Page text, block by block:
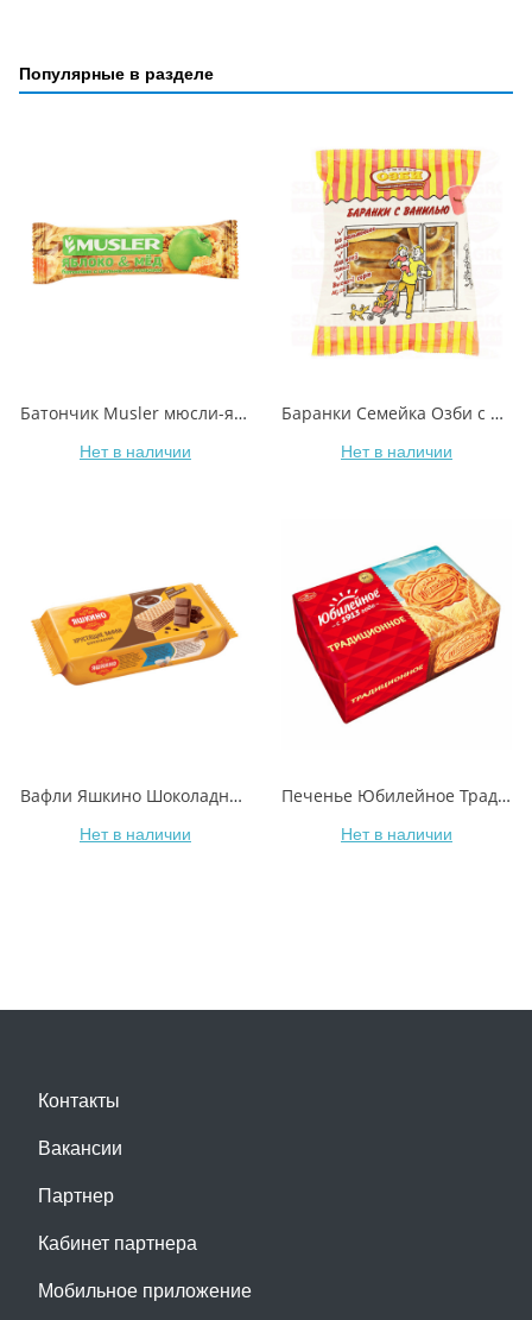
Популярные в разделе
Батончик Musler мюсли-яблоко 30 г
Нет в наличии
Баранки Семейка Озби с ванилью 300 г
Нет в наличии
Вафли Яшкино Шоколадные 300 г
Нет в наличии
Печенье Юбилейное Традиционное сахарное витаминизированное 313 г
Нет в наличии
Контакты
Вакансии
Партнер
Кабинет партнера
Мобильное приложение